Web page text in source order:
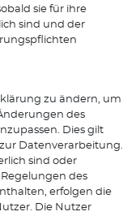
sie für ihre
sind und der
zu ändern, um
des
Dies gilt
Datenverarbeitung.
sind oder
des
erfolgen die
Die Nutzer